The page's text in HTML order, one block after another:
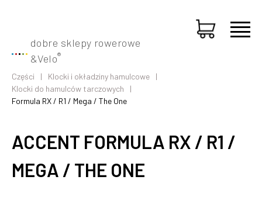
dobre sklepy rowerowe
&Velo®
Części
Klocki i okładziny hamulcowe
Klocki do hamulców tarczowych
Formula RX / R1 / Mega / The One
ACCENT FORMULA RX / R1 /
MEGA / THE ONE